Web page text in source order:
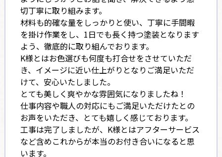
切丁寧に取り組みます。
材料も的確な量をしっかりと使い、丁寧に手間暇
を掛け作業をし、1日でも長く持つ塗装となります
よう、徹底的に取り組んでおります。
K様とはお色選びも何度も打合せをさせていただ
き、イメージに近い仕上がりとなりご満足いただ
けて、安心いたしました。
とても美しく爽やかな雰囲気になりましたね！
仕事内容や職人の対応にもご満足いただけたとの
お声をいただき、とても嬉しく感じております。
工事は完了しましたが、K様とはアフターサービス
など含めこれからが本当のお付き合いになると思
います。